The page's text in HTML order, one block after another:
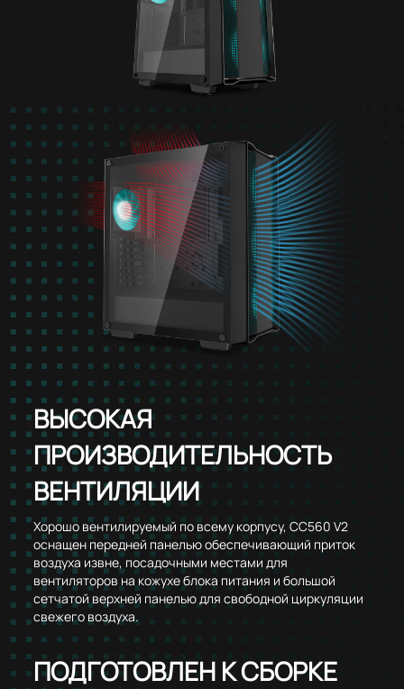
ВЫСОКАЯ
ПРОИЗВОДИТЕЛЬНОСТЬ
ВЕНТИЛЯЦИИ
Хорошо вентилируемый по всему корпусу, CC560 V2
оснащен передней панелью обеспечивающий приток
воздуха извне, посадочными местами для
вентиляторов на кожухе блока питания и большой
сетчатой верхней панелью для свободной циркуляции
свежего воздуха.
ПОДГОТОВЛЕН К СБОРКЕ